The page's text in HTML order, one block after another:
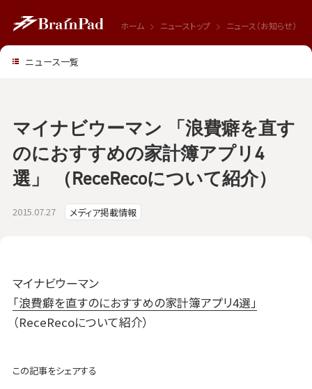
ホーム ニューストップ ニュース（お知らせ）
2015.07.27 メディア掲載情報
マイナビウーマン 「浪費癖を直す
のにおすすめの家計簿アプリ4
選」 （ReceRecoについて紹介）
マイナビウーマン
「浪費癖を直すのにおすすめの家計簿アプリ4選」
（ReceRecoについて紹介）
この記事をシェアする
ニュース一覧